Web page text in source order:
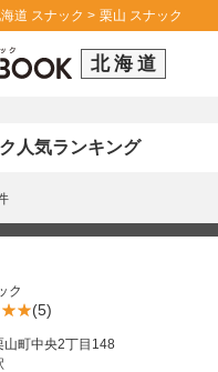
道 スナック 栗山 スナック
北海道
人気ランキング
ク
(5)
山町中央2丁目148